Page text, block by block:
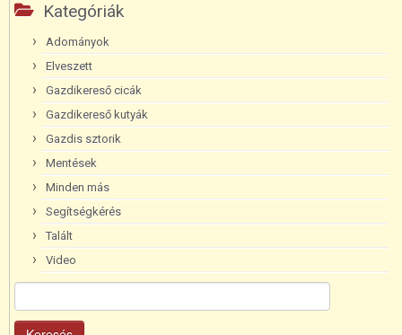
Kategóriák
Adományok
Elveszett
Gazdikereső cicák
Gazdikereső kutyák
Gazdis sztorik
Mentések
Minden más
Segítségkérés
Talált
Video